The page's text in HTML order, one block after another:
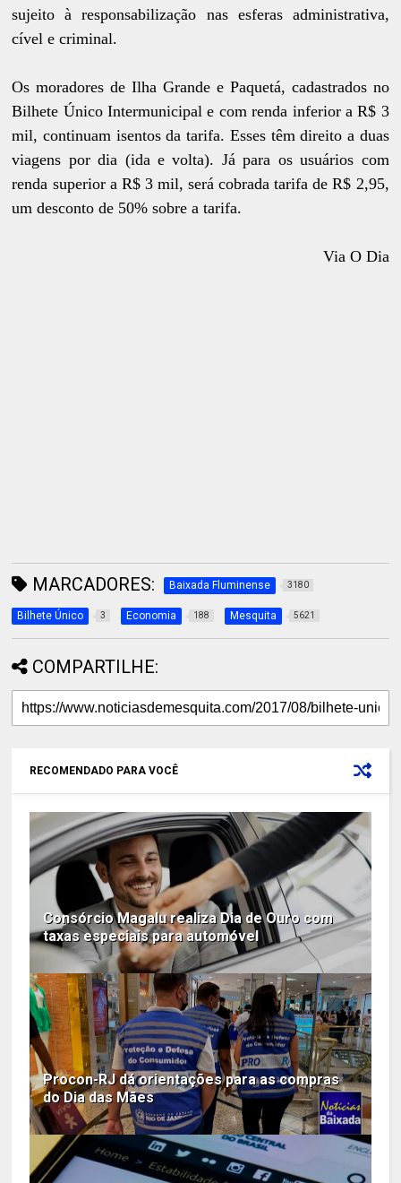
sujeito à responsabilização nas esferas administrativa,
cível e criminal.
Os moradores de Ilha Grande e Paquetá, cadastrados no
Bilhete Único Intermunicipal e com renda inferior a R$ 3
mil, continuam isentos da tarifa. Esses têm direito a duas
viagens por dia (ida e volta). Já para os usuários com
renda superior a R$ 3 mil, será cobrada tarifa de R$ 2,95,
um desconto de 50% sobre a tarifa.
Via O Dia
MARCADORES: Baixada Fluminense 3180
Bilhete Único 3 Economia 188 Mesquita 5621
COMPARTILHE:
RECOMENDADO PARA VOCÊ
Consórcio Magalu realiza Dia de Ouro com
taxas especiais para automóvel
Procon-RJ dá orientações para as compras
do Dia das Mães